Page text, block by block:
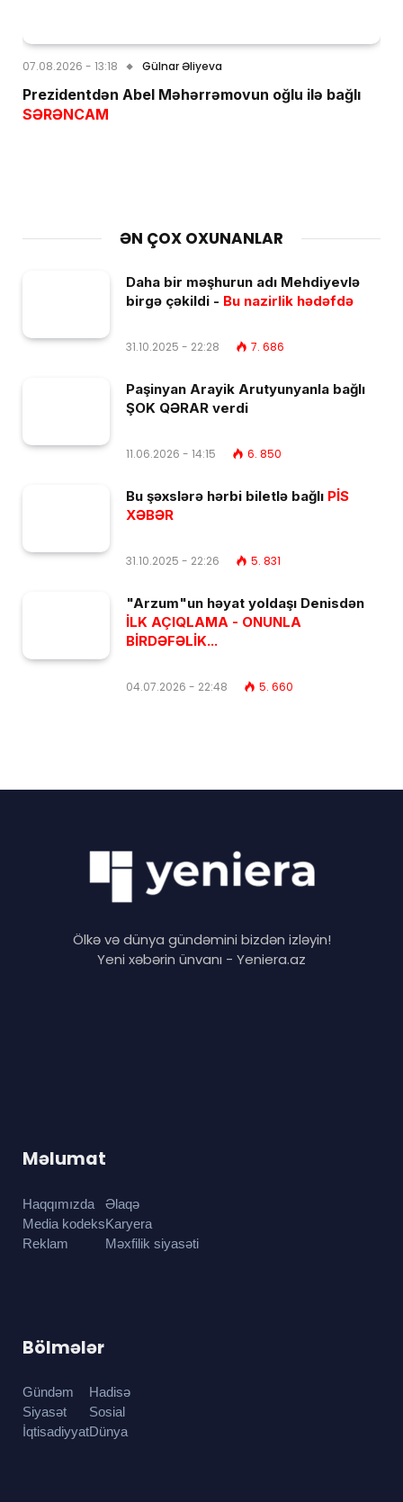
07.08.2026 - 13:18 Gülnar Əliyeva
Prezidentdən Abel Məhərrəmovun oğlu ilə bağlı
SƏRƏNCAM
ƏN ÇOX OXUNANLAR
Daha bir məşhurun adı Mehdiyevlə
birgə çəkildi - Bu nazirlik hədəfdə
31.10.2025 - 22:28 7. 686
Paşinyan Arayik Arutyunyanla bağlı
ŞOK QƏRAR verdi
11.06.2026 - 14:15 6. 850
Bu şəxslərə hərbi biletlə bağlı PİS
XƏBƏR
31.10.2025 - 22:26 5. 831
"Arzum"un həyat yoldaşı Denisdən
İLK AÇIQLAMA - ONUNLA
BİRDƏFƏLİK...
04.07.2026 - 22:48 5. 660
Ölkə və dünya gündəmini bizdən izləyin!
Yeni xəbərin ünvanı - Yeniera.az
Məlumat
Haqqımızda
Media kodeks
Reklam
Əlaqə
Karyera
Məxfilik siyasəti
Bölmələr
Gündəm
Siyasət
İqtisadiyyat
Hadisə
Sosial
Dünya